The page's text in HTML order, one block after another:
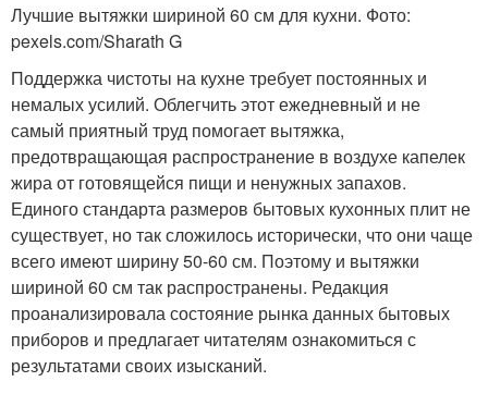
Лучшие вытяжки шириной 60 см для кухни. Фото:
pexels.com/Sharath G
Поддержка чистоты на кухне требует постоянных и
немалых усилий. Облегчить этот ежедневный и не
самый приятный труд помогает вытяжка,
предотвращающая распространение в воздухе капелек
жира от готовящейся пищи и ненужных запахов.
Единого стандарта размеров бытовых кухонных плит не
существует, но так сложилось исторически, что они чаще
всего имеют ширину 50-60 см. Поэтому и вытяжки
шириной 60 см так распространены. Редакция
проанализировала состояние рынка данных бытовых
приборов и предлагает читателям ознакомиться с
результатами своих изысканий.